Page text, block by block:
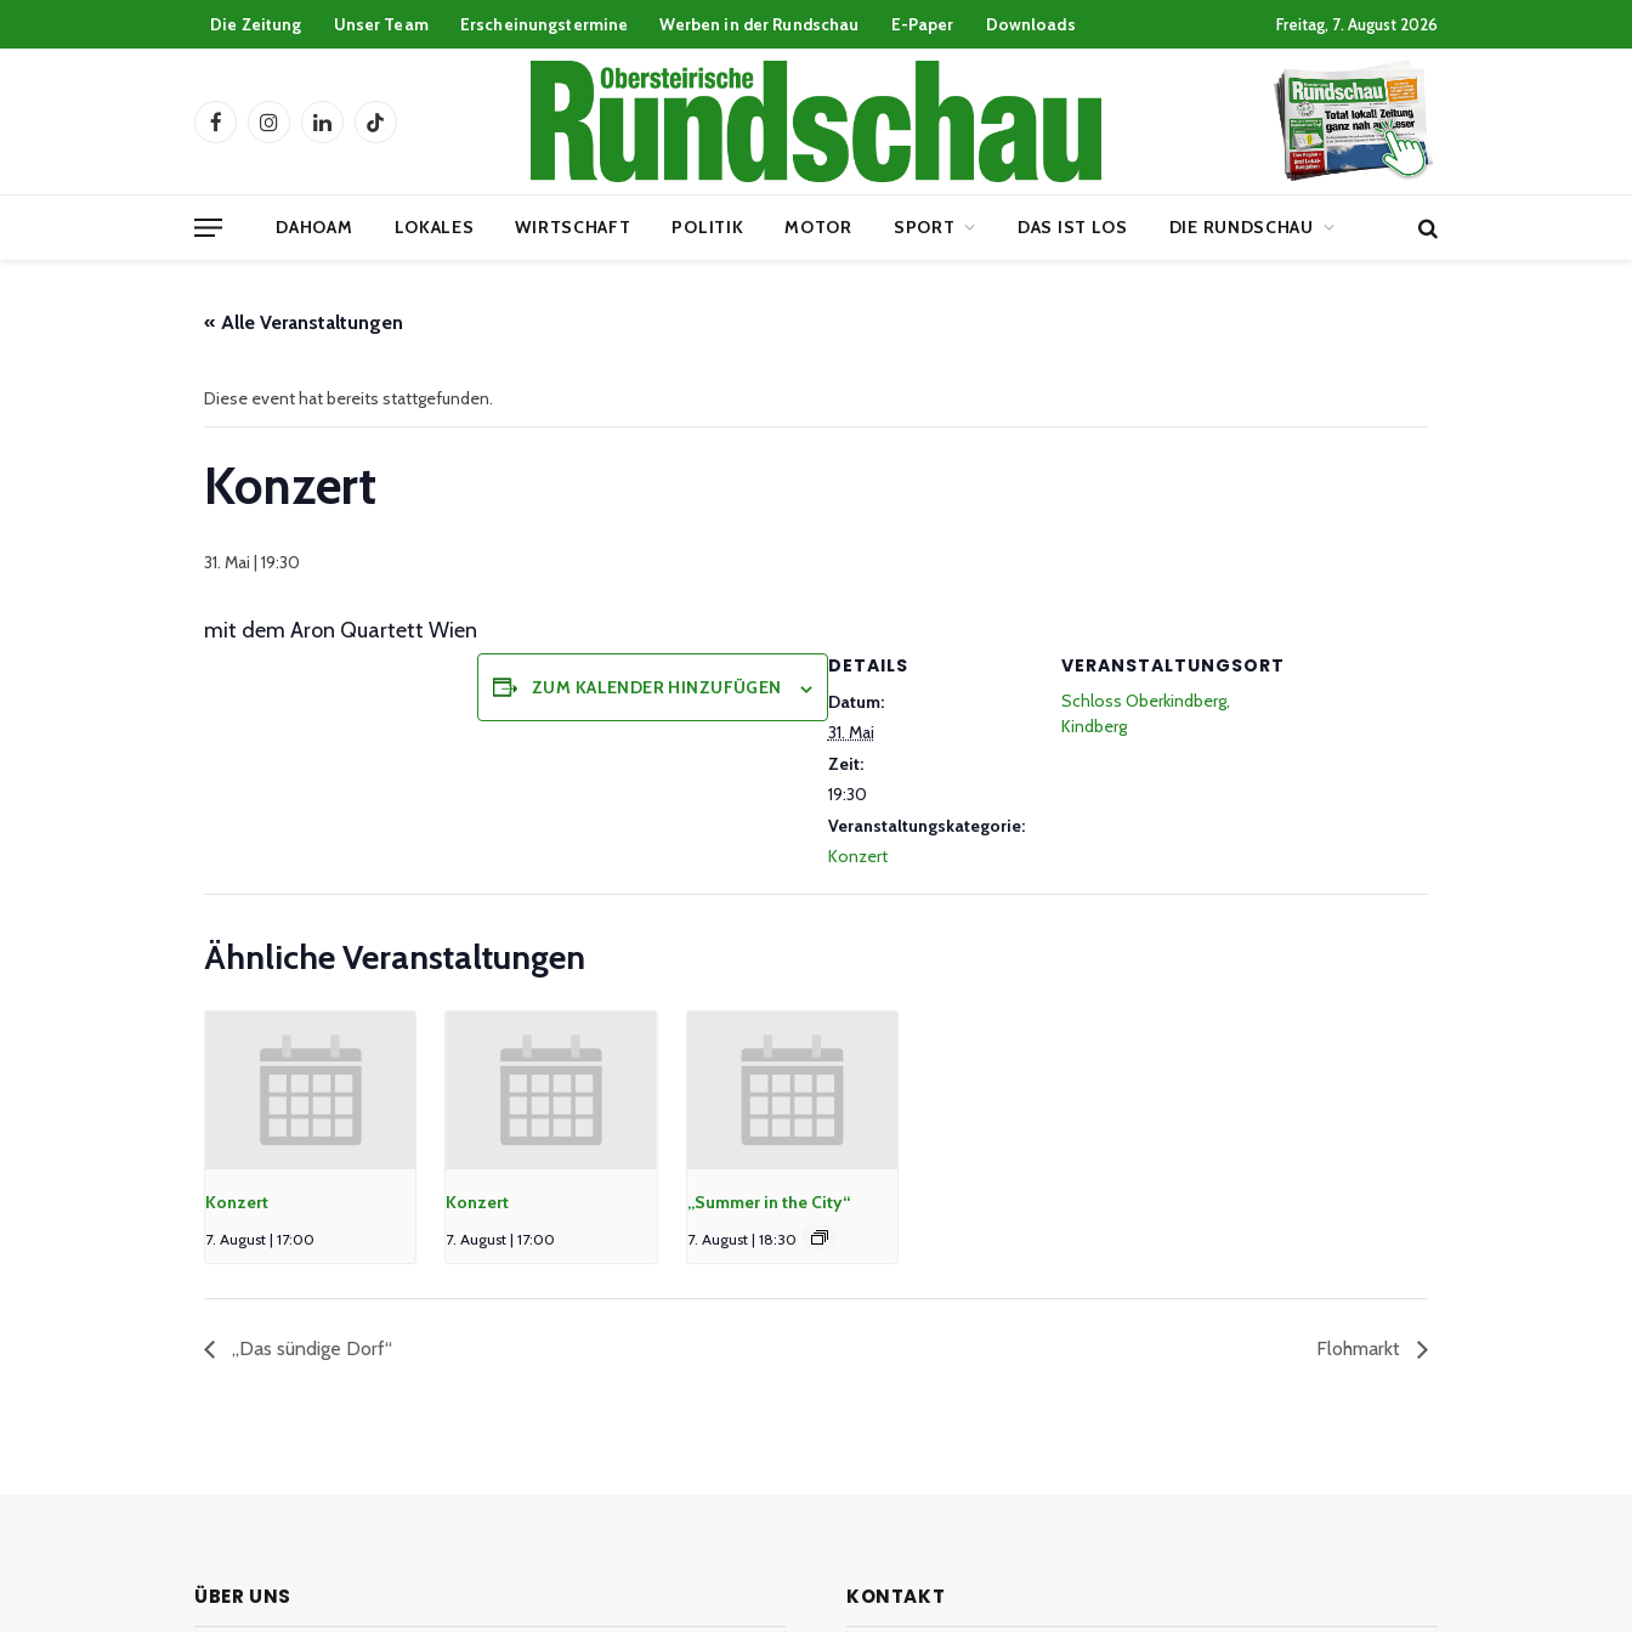
Die Zeitung Unser Team Erscheinungstermine Werben in der Rundschau E-Paper Downloads Freitag, 7. August 2026
FacebookInstagramLinkedInTikTok
DAHOAM LOKALES WIRTSCHAFT POLITIK MOTOR SPORT DAS IST LOS DIE RUNDSCHAU
« Alle Veranstaltungen
Diese event hat bereits stattgefunden.
Konzert
31. Mai | 19:30
mit dem Aron Quartett Wien
ZUM KALENDER HINZUFÜGEN
DETAILS
Datum:
31. Mai
Zeit:
19:30
Veranstaltungskategorie:
Konzert
VERANSTALTUNGSORT
Schloss Oberkindberg,
Kindberg
Ähnliche Veranstaltungen
Konzert
7. August | 17:00
Konzert
7. August | 17:00
„Summer in the City“
7. August | 18:30
„Das sündige Dorf“ Flohmarkt
ÜBER UNS KONTAKT